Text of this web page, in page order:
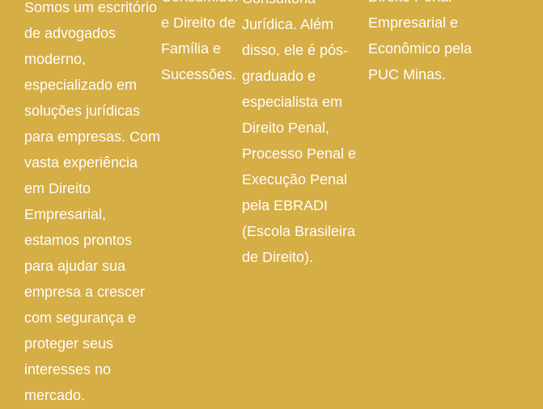
Somos um escritório
de advogados
moderno,
especializado em
soluções jurídicas
para empresas. Com
vasta experiência
em Direito
Empresarial,
estamos prontos
para ajudar sua
empresa a crescer
com segurança e
proteger seus
interesses no
mercado.
e Direito de
Família e
Sucessões.
Jurídica. Além
disso, ele é pós-
graduado e
especialista em
Direito Penal,
Processo Penal e
Execução Penal
pela EBRADI
(Escola Brasileira
de Direito).
Empresarial e
Econômico pela
PUC Minas.